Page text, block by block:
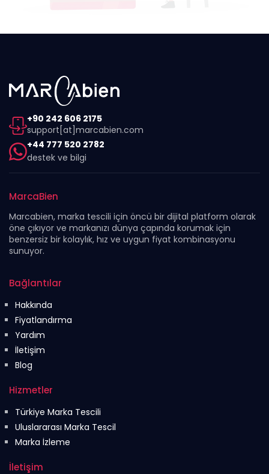
+90 242 606 2175
support[at]marcabien.com
+44 777 520 2782
destek ve bilgi
MarcaBien
Marcabien, marka tescili için öncü bir dijital platform olarak
öne çıkıyor ve markanızı dünya çapında korumak için
benzersiz bir kolaylık, hız ve uygun fiyat kombinasyonu
sunuyor.
Bağlantılar
Hakkında
Fiyatlandırma
Yardım
İletişim
Blog
Hizmetler
Türkiye Marka Tescili
Uluslararası Marka Tescil
Marka İzleme
İletişim